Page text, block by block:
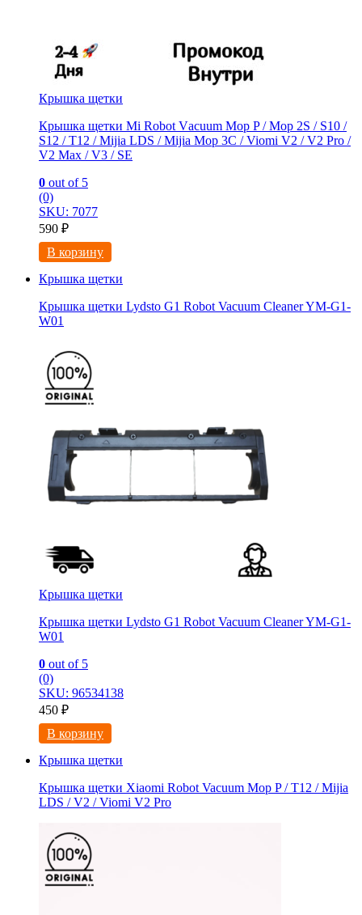
Крышка щетки
Крышка щетки Mi Rоbot Vаcuum Mop P / Moр 2S / S10 /
S12 / Т12 / Мijiа LDS / Mijia Мop 3C / Viоmi V2 / V2 Рro /
V2 Maх / V3 / SE
0 out of 5
(0)
SKU: 7077
590 ₽
В корзину
Крышка щетки
Крышка щетки Lydsto G1 Robot Vacuum Cleaner YM-G1-
W01
Крышка щетки
Крышка щетки Lydsto G1 Robot Vacuum Cleaner YM-G1-
W01
0 out of 5
(0)
SKU: 96534138
450 ₽
В корзину
Крышка щетки
Крышка щетки Xiaomi Robot Vacuum Mop P / T12 / Mijia
LDS / V2 / Viomi V2 Pro